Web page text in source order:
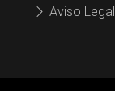
Aviso Legal